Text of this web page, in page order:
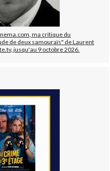
ma critique du
de deux samouraïs" de Laurent
jusqu'au 9 octobre 2026.